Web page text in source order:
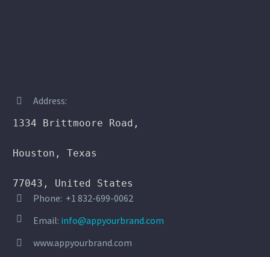

 Address:
1334 Brittmoore Road,
Houston, Texas
77043, United States

 Phone: +1 832-699-0062

 Email: info@appyourbrand.com

 www.appyourbrand.com